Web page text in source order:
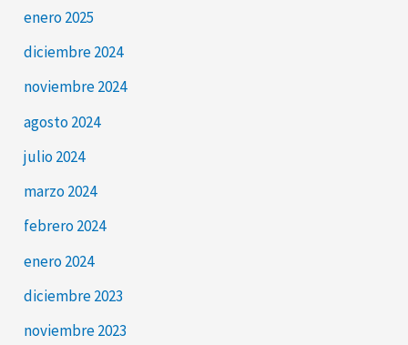
enero 2025
diciembre 2024
noviembre 2024
agosto 2024
julio 2024
marzo 2024
febrero 2024
enero 2024
diciembre 2023
noviembre 2023